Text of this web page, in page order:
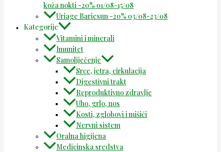
koža nokti -20% 01/08-15/08
Uriage Bariesun -20% 03/08-23/08
Kategorije
Vitamini i minerali
Imunitet
Samoliječenje
Srce, jetra, cirkulacija
Digestivni trakt
Reproduktivno zdravlje
Uho, grlo, nos
Kosti, zglobovi i mišići
Nervni sistem
Oralna higijena
Medicinska sredstva